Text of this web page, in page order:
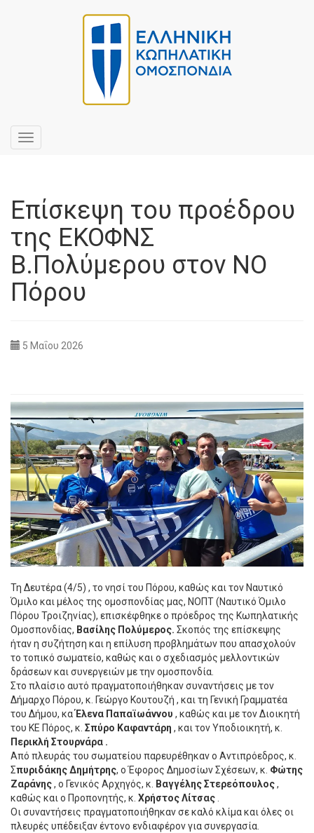
Toggle
navigation
Επίσκεψη του προέδρου
της ΕΚΟΦΝΣ
Β.Πολύμερου στον ΝΟ
Πόρου
5 Μαΐου 2026
Τη Δευτέρα (4/5) , το νησί του Πόρου, καθώς και τον Ναυτικό
Όμιλο και μέλος της ομοσπονδίας μας, ΝΟΠΤ (Ναυτικό Όμιλο
Πόρου Τροιζηνίας), επισκέφθηκε ο πρόεδρος της Κωπηλατικής
Ομοσπονδίας, Βασίλης Πολύμερος. Σκοπός της επίσκεψης
ήταν η συζήτηση και η επίλυση προβλημάτων που απασχολούν
το τοπικό σωματείο, καθώς και ο σχεδιασμός μελλοντικών
δράσεων και συνεργειών με την ομοσπονδία.
Στο πλαίσιο αυτό πραγματοποιήθηκαν συναντήσεις με τον
Δήμαρχο Πόρου, κ. Γεώργο Κουτουζή , και τη Γενική Γραμματέα
του Δήμου, καΈλενα Παπαϊωάννου , καθώς και με τον Διοικητή
του ΚΕ Πόρος, κ. Σπύρο Καφαντάρη , και τον Υποδιοικητή, κ.
Περικλή Στουρνάρα .
Από πλευράς του σωματείου παρευρέθηκαν ο Αντιπρόεδρος, κ.
Σπυριδάκης Δημήτρης, ο Έφορος Δημοσίων Σχέσεων, κ. Φώτης
Ζαράνης, ο Γενικός Αρχηγός, κ. Βαγγέλης Στερεόπουλος,
καθώς και ο Προπονητής, κ. Χρήστος Λίτσας
Οι συναντήσεις πραγματοποιήθηκαν σε καλό κλίμα και όλες οι
πλευρές υπέδειξαν έντονο ενδιαφέρον για συνεργασία.